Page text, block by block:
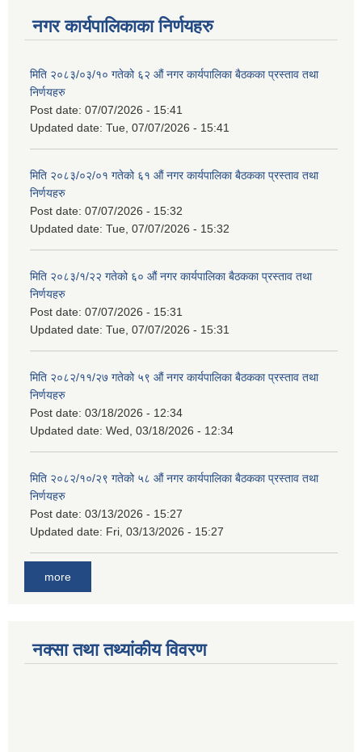
नगर कार्यपालिकाका निर्णयहरु
मिति २०८३/०३/१० गतेको ६२ औं नगर कार्यपालिका बैठकका प्रस्ताव तथा
निर्णयहरु
Post date: 07/07/2026 - 15:41
Updated date: Tue, 07/07/2026 - 15:41
मिति २०८३/०२/०१ गतेको ६१ औं नगर कार्यपालिका बैठकका प्रस्ताव तथा
निर्णयहरु
Post date: 07/07/2026 - 15:32
Updated date: Tue, 07/07/2026 - 15:32
मिति २०८३/१/२२ गतेको ६० औं नगर कार्यपालिका बैठकका प्रस्ताव तथा
निर्णयहरु
Post date: 07/07/2026 - 15:31
Updated date: Tue, 07/07/2026 - 15:31
मिति २०८२/११/२७ गतेको ५९ औं नगर कार्यपालिका बैठकका प्रस्ताव तथा
निर्णयहरु
Post date: 03/18/2026 - 12:34
Updated date: Wed, 03/18/2026 - 12:34
मिति २०८२/१०/२९ गतेको ५८ औं नगर कार्यपालिका बैठकका प्रस्ताव तथा
निर्णयहरु
Post date: 03/13/2026 - 15:27
Updated date: Fri, 03/13/2026 - 15:27
more
नक्सा तथा तथ्यांकीय विवरण